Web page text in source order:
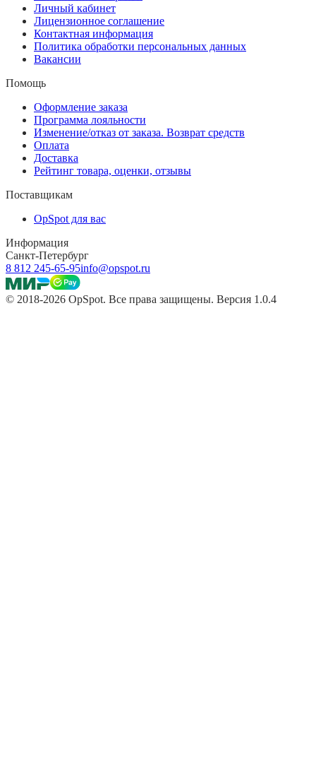
Личный кабинет
Лицензионное соглашение
Контактная информация
Политика обработки персональных данных
Вакансии
Помощь
Оформление заказа
Программа лояльности
Изменение/отказ от заказа. Возврат средств
Оплата
Доставка
Рейтинг товара, оценки, отзывы
Поставщикам
OpSpot для вас
Информация
Санкт-Петербург
8 812 245-65-95info@opspot.ru
© 2018-2026 OpSpot. Все права защищены. Версия 1.0.4